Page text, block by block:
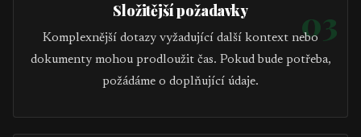
03
Složitější požadavky
Komplexnější dotazy vyžadující další kontext nebo
dokumenty mohou prodloužit čas. Pokud bude potřeba,
požádáme o doplňující údaje.